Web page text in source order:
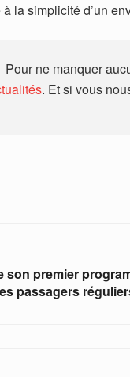
à la simplicité d’un
Pour ne manquer
. Et si vous
son premier
passagers